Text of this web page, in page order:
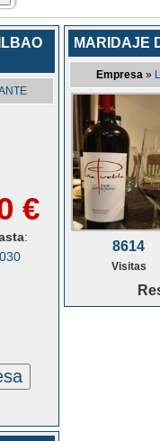
€
:
MARIDAJE
Empresa »
8614
Visitas